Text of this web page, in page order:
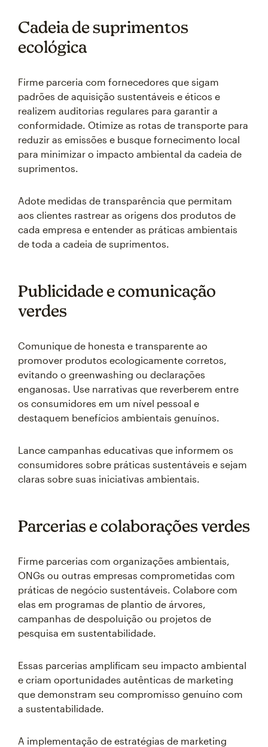
Cadeia de suprimentos
ecológica
Firme parceria com fornecedores que sigam
padrões de aquisição sustentáveis e éticos e
realizem auditorias regulares para garantir a
conformidade. Otimize as rotas de transporte para
reduzir as emissões e busque fornecimento local
para minimizar o impacto ambiental da cadeia de
suprimentos.
Adote medidas de transparência que permitam
aos clientes rastrear as origens dos produtos de
cada empresa e entender as práticas ambientais
de toda a cadeia de suprimentos.
Publicidade e comunicação
verdes
Comunique de honesta e transparente ao
promover produtos ecologicamente corretos,
evitando o greenwashing ou declarações
enganosas. Use narrativas que reverberem entre
os consumidores em um nível pessoal e
destaquem benefícios ambientais genuínos.
Lance campanhas educativas que informem os
consumidores sobre práticas sustentáveis e sejam
claras sobre suas iniciativas ambientais.
Parcerias e colaborações verdes
Firme parcerias com organizações ambientais,
ONGs ou outras empresas comprometidas com
práticas de negócio sustentáveis. Colabore com
elas em programas de plantio de árvores,
campanhas de despoluição ou projetos de
pesquisa em sustentabilidade.
Essas parcerias amplificam seu impacto ambiental
e criam oportunidades autênticas de marketing
que demonstram seu compromisso genuíno com
a sustentabilidade.
A implementação de estratégias de marketing